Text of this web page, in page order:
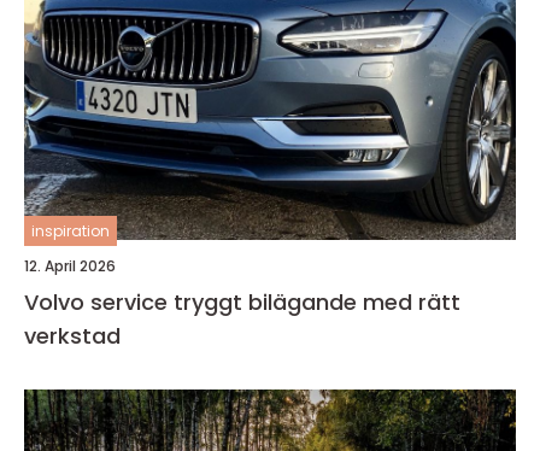
inspiration
12. April 2026
Volvo service tryggt bilägande med rätt
verkstad